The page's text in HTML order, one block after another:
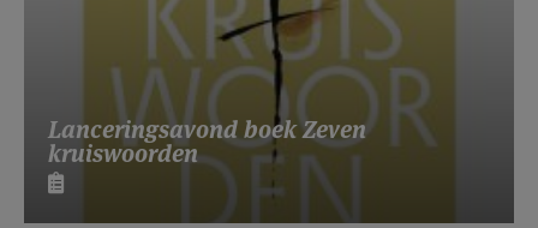
Lanceringsavond boek Zeven
kruiswoorden